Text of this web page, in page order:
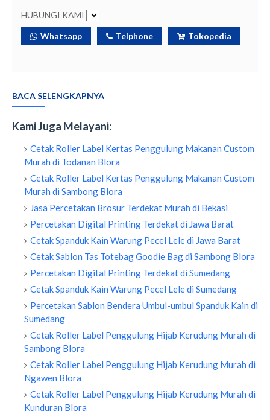
HUBUNGI KAMI
Whatsapp Telphone Tokopedia
BACA SELENGKAPNYA
Kami Juga Melayani:
Cetak Roller Label Kertas Penggulung Makanan Custom
Murah di Todanan Blora
Cetak Roller Label Kertas Penggulung Makanan Custom
Murah di Sambong Blora
Jasa Percetakan Brosur Terdekat Murah di Bekasi
Percetakan Digital Printing Terdekat di Jawa Barat
Cetak Spanduk Kain Warung Pecel Lele di Jawa Barat
Cetak Sablon Tas Totebag Goodie Bag di Sambong Blora
Percetakan Digital Printing Terdekat di Sumedang
Cetak Spanduk Kain Warung Pecel Lele di Sumedang
Percetakan Sablon Bendera Umbul-umbul Spanduk Kain di
Sumedang
Cetak Roller Label Penggulung Hijab Kerudung Murah di
Sambong Blora
Cetak Roller Label Penggulung Hijab Kerudung Murah di
Ngawen Blora
Cetak Roller Label Penggulung Hijab Kerudung Murah di
Kunduran Blora